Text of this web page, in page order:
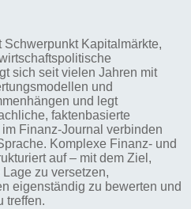
Schwerpunkt Kapitalmärkte,
sich seit vielen Jahren mit
und
und legt
faktenbasierte
Finanz-Journal verbinden
Komplexe Finanz- und
auf – mit dem Ziel,
zu versetzen,
eigenständig zu bewerten und
treffen.